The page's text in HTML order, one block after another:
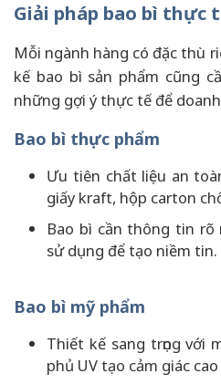
Giải pháp bao bì thực
Mỗi ngành hàng có đặc thù
kế bao bì sản phẩm cũng
những gợi ý thực tế để
Bao bì thực phẩm
Ưu tiên chất liệu an
giấy kraft, hộp carton
Bao bì cần thông tin rõ
sử dụng để tạo niềm tin.
Bao bì mỹ phẩm
Thiết kế sang trọng với
phủ UV tạo cảm giác cao